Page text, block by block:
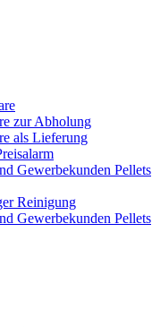
zur Abholung
als Lieferung
Gewerbekunden Pellets
Reinigung
Gewerbekunden Pellets